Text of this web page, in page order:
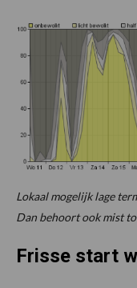
Lokaal mogelijk lage
Dan behoort ook mist
Frisse start